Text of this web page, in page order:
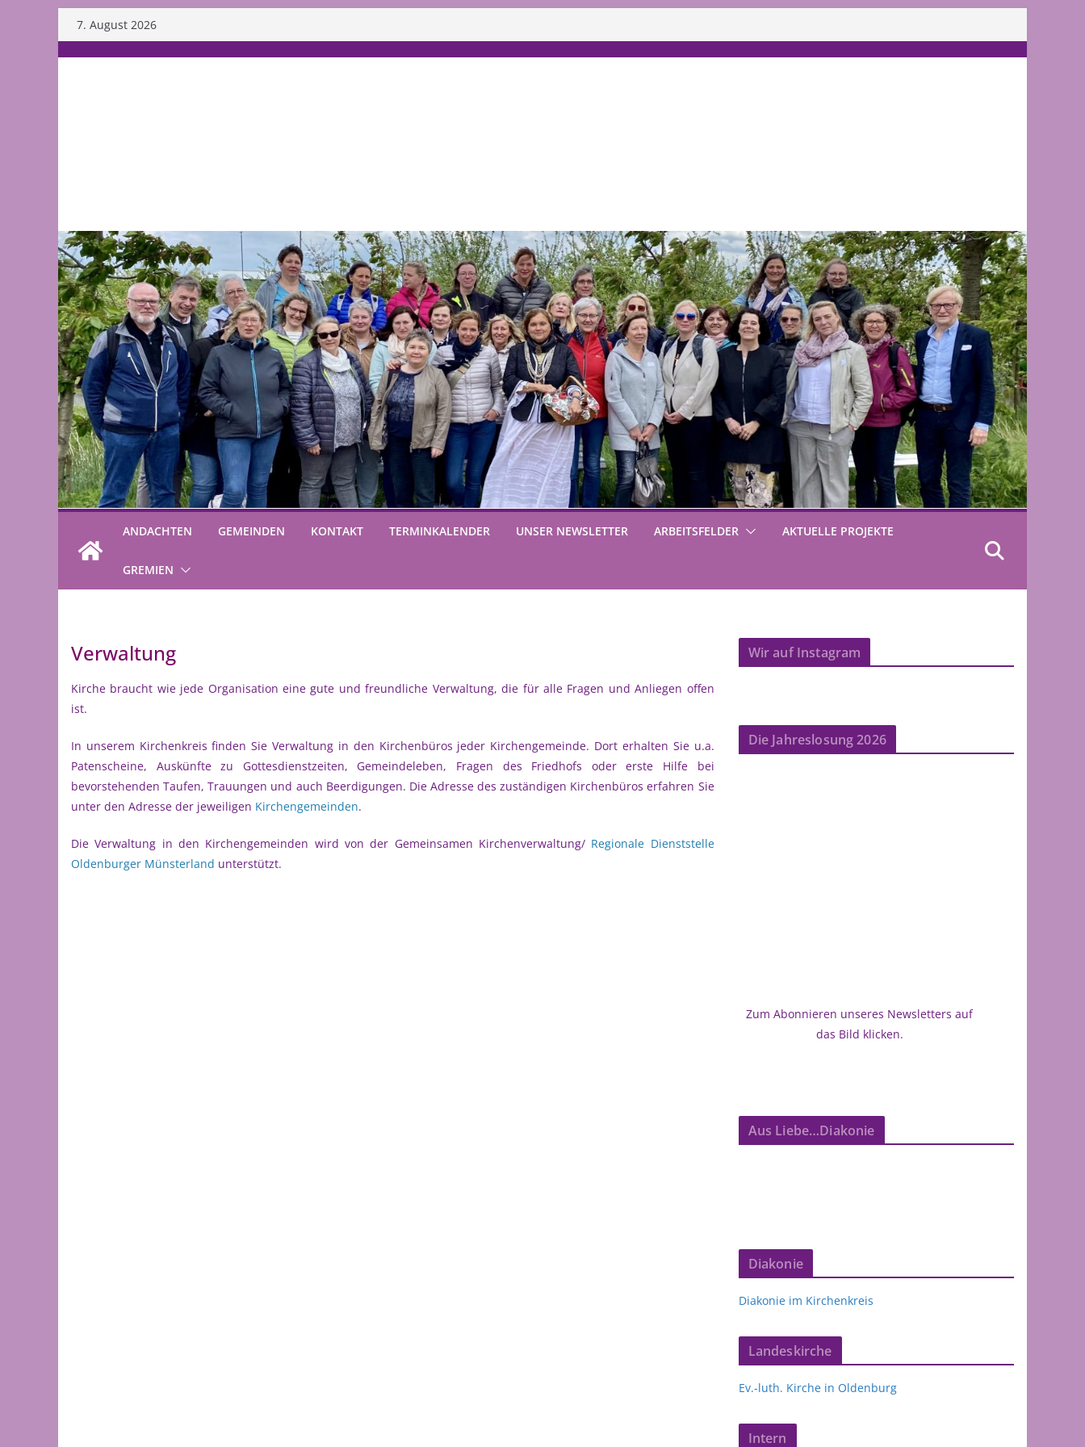
Skip
to
7. August 2026
ANDACHTEN GEMEINDEN KONTAKT TERMINKALENDER UNSER NEWSLETTER ARBEITSFELDER AKTUELLE PROJEKTE
GREMIEN
Verwaltung
Kirche braucht wie jede Organisation eine gute und freundliche Verwaltung, die für alle Fragen und Anliegen offen
ist.
In unserem Kirchenkreis finden Sie Verwaltung in den Kirchenbüros jeder Kirchengemeinde. Dort erhalten Sie u.a.
Patenscheine, Auskünfte zu Gottesdienstzeiten, Gemeindeleben, Fragen des Friedhofs oder erste Hilfe bei
bevorstehenden Taufen, Trauungen und auch Beerdigungen. Die Adresse des zuständigen Kirchenbüros erfahren Sie
unter den Adresse der jeweiligen Kirchengemeinden.
Die Verwaltung in den Kirchengemeinden wird von der Gemeinsamen Kirchenverwaltung/ Regionale Dienststelle
Oldenburger Münsterland unterstützt.
Wir auf Instagram
Die Jahreslosung 2026
Zum Abonnieren unseres Newsletters auf
das Bild klicken.
Aus Liebe…Diakonie
Diakonie
Diakonie im Kirchenkreis
Landeskirche
Ev.-luth. Kirche in Oldenburg
Intern